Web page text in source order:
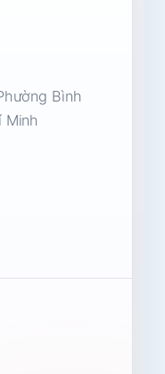
Bình
Minh